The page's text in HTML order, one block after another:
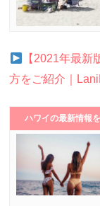
【2021年最
方をご紹介｜
ハワイの最新情報